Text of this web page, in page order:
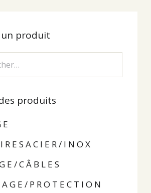
un produit
produits
E
R E S A C I E R / I N O X
E / C Â B L E S
G E / P R O T E C T I O N